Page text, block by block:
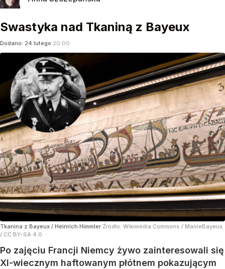
Swastyka nad Tkaniną z Bayeux
Dodano: 24 lutego 20:00
Tkanina z Bayeux / Heinrich Himmler Źródło: Wikimedia Commons / MairieBayeux
/ CC BY-SA 4.0
Po zajęciu Francji Niemcy żywo zainteresowali się
XI-wiecznym haftowanym płótnem pokazującym